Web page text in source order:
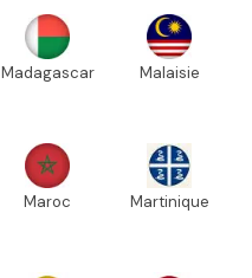
Madagascar Malaisie
Maroc Martinique